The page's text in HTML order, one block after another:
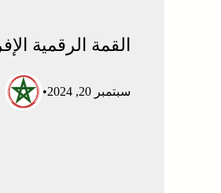
القمة الرقمية
سبتمبر 20, 2024 •